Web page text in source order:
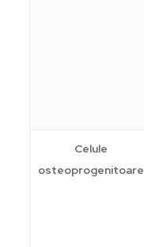
Celule
osteoprogenitoare